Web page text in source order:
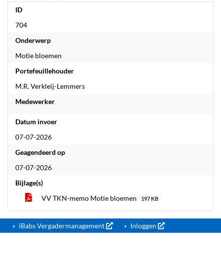
ID
704
Onderwerp
Motie bloemen
Portefeuillehouder
M.R. Verkleij-Lemmers
Medewerker
Datum invoer
07-07-2026
Geagendeerd op
07-07-2026
Bijlage(s)
VV TKN-memo Motie bloemen
197 KB
iBabs Vergadermanagement Inloggen